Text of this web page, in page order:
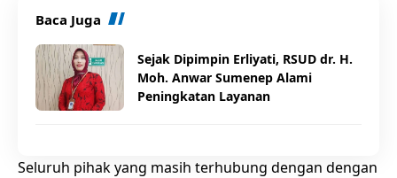
Baca Juga
Sejak Dipimpin Erliyati, RSUD dr. H.
Moh. Anwar Sumenep Alami
Peningkatan Layanan
Seluruh pihak yang masih terhubung dengan dengan